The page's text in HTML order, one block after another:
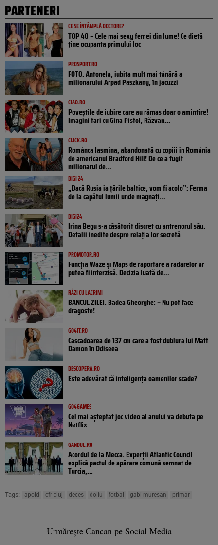
PARTENERI
CE SE ÎNTÂMPLĂ DOCTORE?
TOP 40 – Cele mai sexy femei din lume! Ce dietă
ține ocupanta primului loc
PROSPORT.RO
FOTO. Antonela, iubita mult mai tânără a
milionarului Arpad Paszkany, în jacuzzi
CIAO.RO
Poveştile de iubire care au rămas doar o amintire!
Imagini tari cu Gina Pistol, Răzvan...
CLICK.RO
Românca Iasmina, abandonată cu copiii în România
de americanul Bradford Hill! De ce a fugit
milionarul de...
DIGI 24
„Dacă Rusia ia țările baltice, vom fi acolo”: Ferma
de la capătul lumii unde magnați...
DIGI24
Irina Begu s-a căsătorit discret cu antrenorul său.
Detalii inedite despre relația lor secretă
PROMOTOR.RO
Funcția Waze și Maps de raportare a radarelor ar
putea fi interzisă. Decizia luată de...
RÂZI CU LACRIMI
BANCUL ZILEI. Badea Gheorghe: – Nu pot face
dragoste!
GO4IT.RO
Cascadoarea de 137 cm care a fost dublura lui Matt
Damon în Odiseea
DESCOPERA.RO
Este adevărat că inteligența oamenilor scade?
GO4GAMES
Cel mai așteptat joc video al anului va debuta pe
Netflix
GANDUL.RO
Acordul de la Mecca. Experții Atlantic Council
explică pactul de apărare comună semnat de
Turcia,...
Tags: apold cfr cluj deces doliu fotbal gabi muresan primar
Urmărește Cancan pe Social Media